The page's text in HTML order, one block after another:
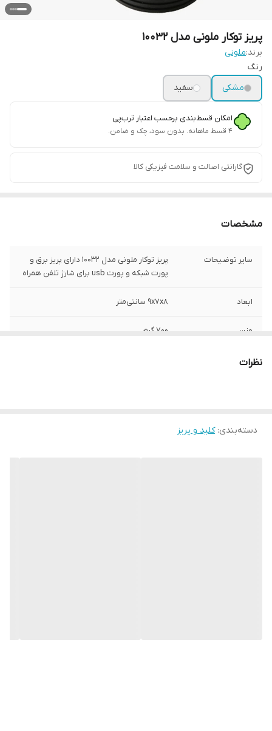
پریز توکار ملونی مدل 10032
برند:ملونی
رنگ
مشکی
سفید
امکان قسط‌بندی برحسب اعتبار ترب‌پی
۴ قسط ماهانه. بدون سود، چک و ضامن.
گارانتی اصالت و سلامت فیزیکی کالا
مشخصات
سایر توضیحات
پریز توکار ملونی مدل 10032 دارای پریز برق و
پورت شبکه و پورت usb برای شارژ تلفن همراه
ابعاد 9x7x8 سانتی‌متر
وزن 700 گرم
ولتاژ
نظرات
دسته‌بندی:کلید و پریز